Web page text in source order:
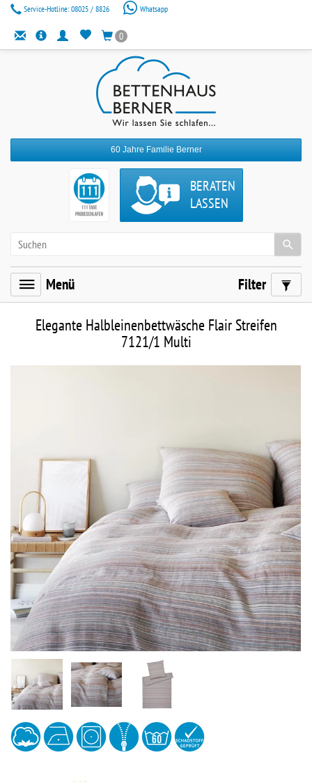
Service-Hotline: 08025 / 8826 Whatsapp
0
60 Jahre Familie Berner
BERATEN
LASSEN
Menü Filter
Elegante Halbleinenbettwäsche Flair Streifen
7121/1 Multi